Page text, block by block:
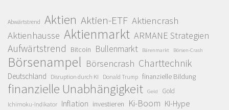
Abwärtstrend Aktien Aktien-ETF Aktiencrash
Aktienhausse Aktienmarkt ARMANE Strategien
Aufwärtstrend Bitcoin Bullenmarkt Bärenmarkt Börsen-Crash
Börsenampel Börsencrash Charttechnik
Deutschland Disruption durch KI Donald Trump finanzielle Bildung
finanzielle Unabhängigkeit Geld Gold
Ichimoku-Indikator Inflation investieren Ki-Boom KI-Hype